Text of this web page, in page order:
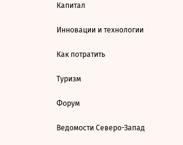
Капитал
Инновации и технологии
Как потратить
Туризм
Форум
Ведомости Северо-Запад